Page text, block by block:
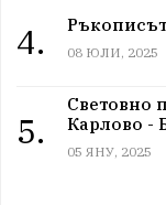
4. 08 ЮЛИ, 2025
5.
Световно
Карлово -
05 ЯНУ, 2025